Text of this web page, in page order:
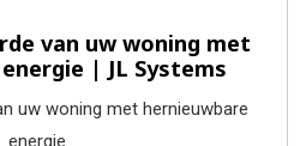
van uw woning met
| JL Systems
uw woning met hernieuwbare
energie